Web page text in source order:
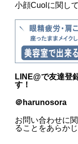
小顔Cuolに関し
LINE@で友達登
す！
＠harunosora
お問い合わせに
ることをあらか